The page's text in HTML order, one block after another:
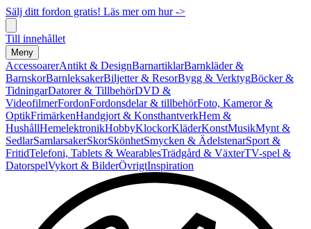
Sälj ditt fordon gratis! Läs mer om hur ->
Till innehållet
Meny
AccessoarerAntikt & DesignBarnartiklarBarnkläder &
BarnskorBarnleksakerBiljetter & ResorBygg & VerktygBöcker &
TidningarDatorer & TillbehörDVD &
VideofilmerFordonFordonsdelar & tillbehörFoto, Kameror &
OptikFrimärkenHandgjort & KonsthantverkHem &
HushållHemelektronikHobbyKlockorKläderKonstMusikMynt &
SedlarSamlarsakerSkorSkönhetSmycken & ÄdelstenarSport &
FritidTelefoni, Tablets & WearablesTrädgård & VäxterTV-spel &
DatorspelVykort & BilderÖvrigtInspiration